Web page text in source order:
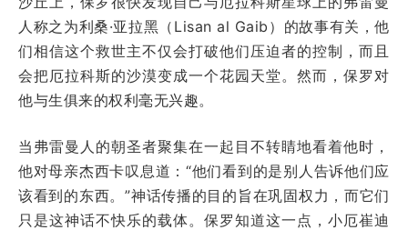
人称之为利桑·亚拉黑（Lisan al Gaib）的故事有关，他
们相信这个救世主不仅会打破他们压迫者的控制，而且
会把厄拉科斯的沙漠变成一个花园天堂。然而，保罗对
他与生俱来的权利毫无兴趣。
当弗雷曼人的朝圣者聚集在一起目不转睛地看着他时，
他对母亲杰西卡叹息道：“他们看到的是别人告诉他们应
该看到的东西。”神话传播的目的旨在巩固权力，而它们
只是这神话不快乐的载体。保罗知道这一点，小厄崔迪